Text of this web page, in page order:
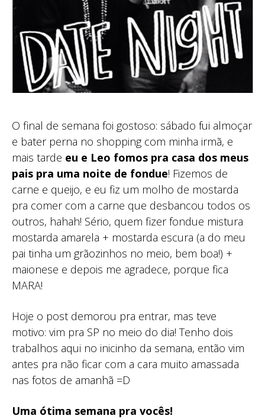
O final de semana foi gostoso: sábado fui almoçar
e bater perna no shopping com minha irmã, e
mais tarde eu e Leo fomos pra casa dos meus
pais pra uma noite de fondue! Fizemos de
carne e queijo, e eu fiz um molho de mostarda
pra comer com a carne que desbancou todos os
outros, hahah! Sério, quem fizer fondue mistura
mostarda amarela + mostarda escura (a do meu
pai tinha um grãozinhos no meio, bem boa!) +
maionese e depois me agradece, porque fica
MARA!
Hoje o post demorou pra entrar, mas teve
motivo: vim pra SP no meio do dia! Tenho dois
trabalhos aqui no inicinho da semana, então vim
antes pra não ficar com a cara muito amassada
nas fotos de amanhã =D
Uma ótima semana pra vocês!